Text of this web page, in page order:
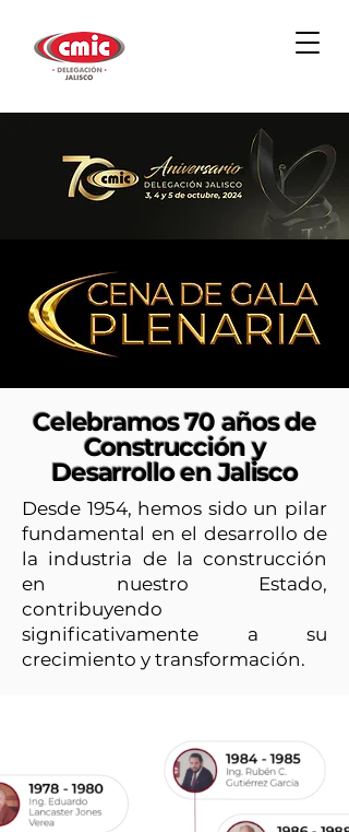
Celebramos 70 años de
Construcción y
Desarrollo en Jalisco
Desde 1954, hemos sido un pilar
fundamental en el desarrollo de
la industria de la construcción
en nuestro Estado,
contribuyendo
significativamente a su
crecimiento y transformación.